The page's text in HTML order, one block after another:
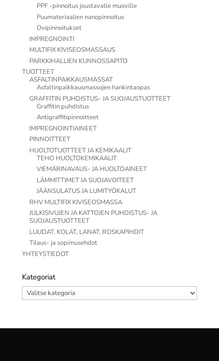
PPF -pinnoitus joustavalle muoville
Puumateriaalien nanopinnoitus
Ovipinnoitukset
IMPREGNOINTI
MULTIFIX KIVISEOSMASSAUS
PARKKIHALLIEN KUNNOSSAPITO
TUOTTEET
ASFALTINPAIKKAUSMASSAT
Asfaltinpaikkausmassojen hankintaopas
GRAFFITIN PUHDISTUS- JA SUOJAUSTUOTTEET
Graffitin puhdistus
Antigraffitipinnoitteet
IMPREGNOINTIAINEET
PINNOITTEET
HUOLTOTUOTTEET JA KEMIKAALIT
TEHO HUOLTOKEMIKAALIT
VIEMÄRINAVAUS- JA HUOLTOAINEET
LÄMMITTIMET JA SUOJAVOITEET
JÄÄNSULATUS JA LUMITYÖKALUT
RHV MULTIFIX KIVISEOSMASSA
JULKISIVUJEN JA KATTOJEN PUHDISTUS- JA
SUOJAUSTUOTTEET
LUUDAT, KOLAT, LANAT, ROSKAPIHDIT
Tilaus- ja sopimusehdot
YHTEYSTIEDOT
Kategoriat
Kategoriat